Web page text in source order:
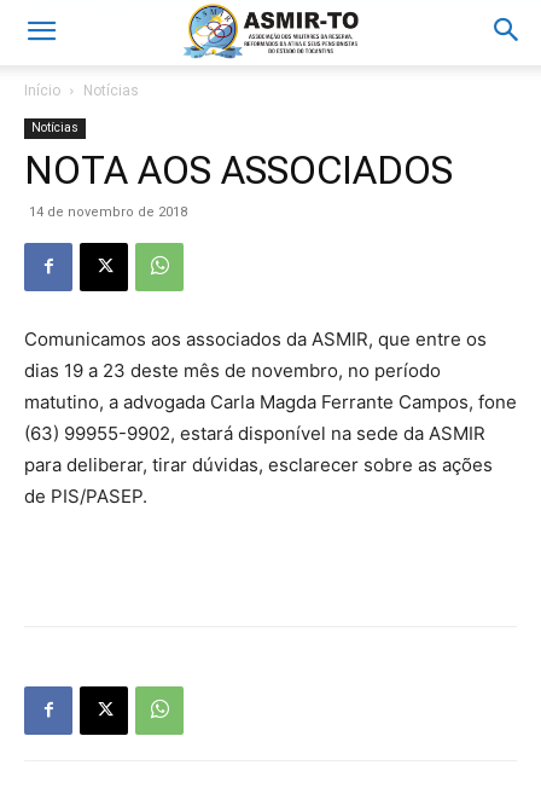
Início Notícias
Notícias
NOTA AOS ASSOCIADOS
14 de novembro de 2018
Comunicamos aos associados da ASMIR, que entre os
dias 19 a 23 deste mês de novembro, no período
matutino, a advogada Carla Magda Ferrante Campos, fone
(63) 99955-9902, estará disponível na sede da ASMIR
para deliberar, tirar dúvidas, esclarecer sobre as ações
de PIS/PASEP.